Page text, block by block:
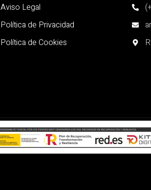
Aviso Legal
Política de Privacidad
Política de Cookies